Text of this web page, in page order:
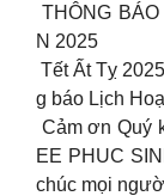
THÔNG
N 2025
Tết Ất Tỵ
g báo Lịch
Cảm ơn Quý
EE PHUC
chúc mọi